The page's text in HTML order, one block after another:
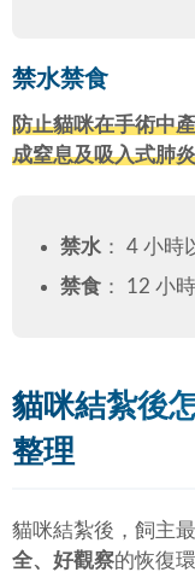
禁水禁食
防止貓咪在手術中
成窒息及吸入式肺
禁水： 4 小時
禁食： 12 小時
貓咪結紮後
整理
貓咪結紮後，飼主
全、好觀察的恢復環